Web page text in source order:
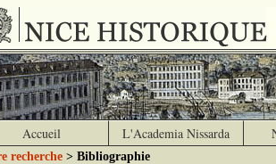
Accueil L'Academia Nissarda
recherche > Bibliographie